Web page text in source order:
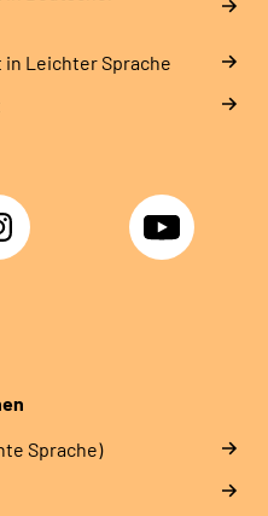
Leichter Sprache
YouTube
Sprache)